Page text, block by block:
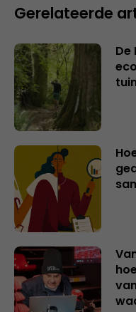
Gerelateerde
De